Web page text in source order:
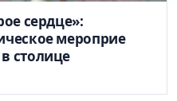
сердце»:
мероприе
столице